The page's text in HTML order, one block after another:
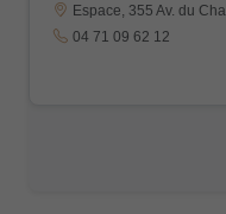
Espace, 355 Av. du
04 71 09 62 12